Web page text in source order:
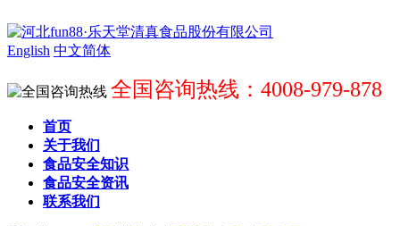
English 中文简体
全国咨询热线：4008-979-878
首页
关于我们
食品安全知识
食品安全资讯
联系我们